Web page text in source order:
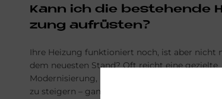
Kann ich die be­stehen­de
zung auf­rü­sten?
Ihre Heizung funktioniert noch, ist aber nicht
dem neuesten Stand? Oft reicht eine gezielte
Modernisierung, um Energie zu sparen und
zu steigern – ganz ohne Komplettaustausch.